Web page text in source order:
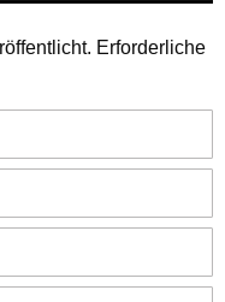
Erforderliche